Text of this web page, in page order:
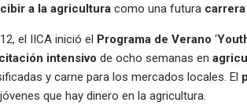
a la agricultura como una futura
el IICA inició el Programa de Verano ‘
intensivo de ocho semanas en
y carne para los mercados locales. El
que hay dinero en la agricultura.